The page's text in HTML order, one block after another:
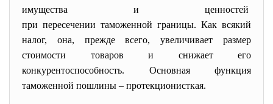
имущества и ценностей
при пересечении таможенной границы. Как всякий
налог, она, прежде всего, увеличивает размер
стоимости товаров и снижает его
конкурентоспособность. Основная функция
таможенной пошлины – протекционисткая.